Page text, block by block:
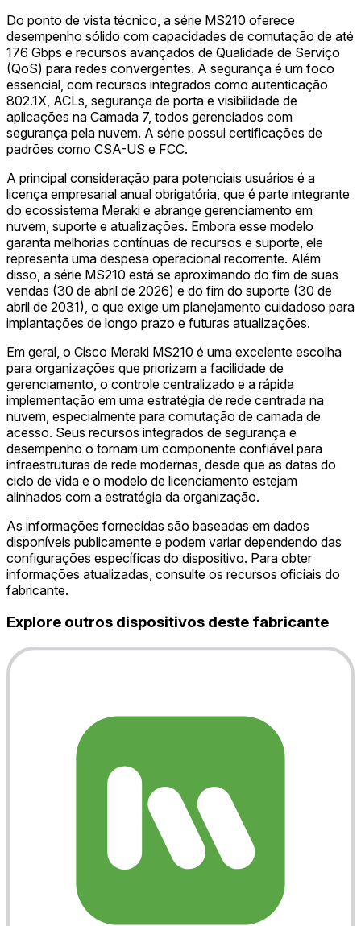
Do ponto de vista técnico, a série MS210 oferece
desempenho sólido com capacidades de comutação de até
176 Gbps e recursos avançados de Qualidade de Serviço
(QoS) para redes convergentes. A segurança é um foco
essencial, com recursos integrados como autenticação
802.1X, ACLs, segurança de porta e visibilidade de
aplicações na Camada 7, todos gerenciados com
segurança pela nuvem. A série possui certificações de
padrões como CSA-US e FCC.
A principal consideração para potenciais usuários é a
licença empresarial anual obrigatória, que é parte integrante
do ecossistema Meraki e abrange gerenciamento em
nuvem, suporte e atualizações. Embora esse modelo
garanta melhorias contínuas de recursos e suporte, ele
representa uma despesa operacional recorrente. Além
disso, a série MS210 está se aproximando do fim de suas
vendas (30 de abril de 2026) e do fim do suporte (30 de
abril de 2031), o que exige um planejamento cuidadoso para
implantações de longo prazo e futuras atualizações.
Em geral, o Cisco Meraki MS210 é uma excelente escolha
para organizações que priorizam a facilidade de
gerenciamento, o controle centralizado e a rápida
implementação em uma estratégia de rede centrada na
nuvem, especialmente para comutação de camada de
acesso. Seus recursos integrados de segurança e
desempenho o tornam um componente confiável para
infraestruturas de rede modernas, desde que as datas do
ciclo de vida e o modelo de licenciamento estejam
alinhados com a estratégia da organização.
As informações fornecidas são baseadas em dados
disponíveis publicamente e podem variar dependendo das
configurações específicas do dispositivo. Para obter
informações atualizadas, consulte os recursos oficiais do
fabricante.
Explore outros dispositivos deste fabricante